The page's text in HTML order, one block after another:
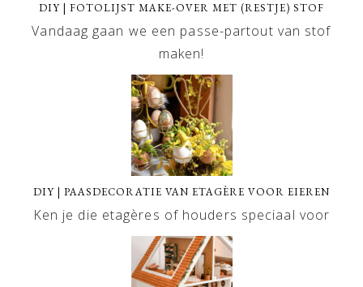
DIY | FOTOLIJST MAKE-OVER MET (RESTJE) STOF
Vandaag gaan we een passe-partout van stof
maken!
DIY | PAASDECORATIE VAN ETAGÈRE VOOR EIEREN
Ken je die etagères of houders speciaal voor